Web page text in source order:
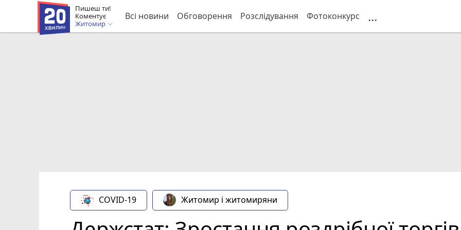
Пишеш ти!
Коментує
Житомир
Всі новини Обговорення Розслідування Фотоконкурс ...
COVID-19 Житомир і житомиряни